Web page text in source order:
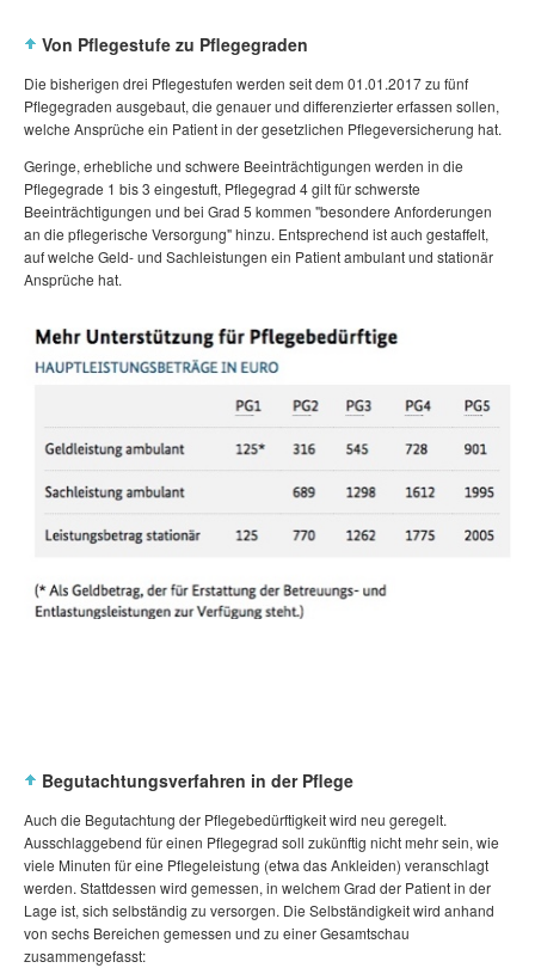
Von Pflegestufe zu Pflegegraden
Die bisherigen drei Pflegestufen werden seit dem 01.01.2017 zu fünf
Pflegegraden ausgebaut, die genauer und differenzierter erfassen sollen,
welche Ansprüche ein Patient in der gesetzlichen Pflegeversicherung hat.
Geringe, erhebliche und schwere Beeinträchtigungen werden in die
Pflegegrade 1 bis 3 eingestuft, Pflegegrad 4 gilt für schwerste
Beeinträchtigungen und bei Grad 5 kommen "besondere Anforderungen
an die pflegerische Versorgung" hinzu. Entsprechend ist auch gestaffelt,
auf welche Geld- und Sachleistungen ein Patient ambulant und stationär
Ansprüche hat.
Begutachtungsverfahren in der Pflege
Auch die Begutachtung der Pflegebedürftigkeit wird neu geregelt.
Ausschlaggebend für einen Pflegegrad soll zukünftig nicht mehr sein, wie
viele Minuten für eine Pflegeleistung (etwa das Ankleiden) veranschlagt
werden. Stattdessen wird gemessen, in welchem Grad der Patient in der
Lage ist, sich selbständig zu versorgen. Die Selbständigkeit wird anhand
von sechs Bereichen gemessen und zu einer Gesamtschau
zusammengefasst: